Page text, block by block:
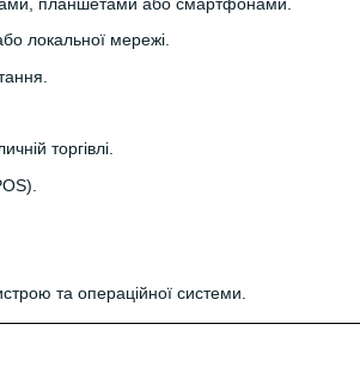
локальної мережі.
торгівлі.
та операційної системи.